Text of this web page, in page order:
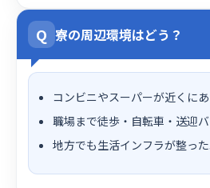
Q 寮の周辺環境はどう？
コンビニやスーパーが近くに
職場まで徒歩・自転車・送迎
地方でも生活インフラが整っ